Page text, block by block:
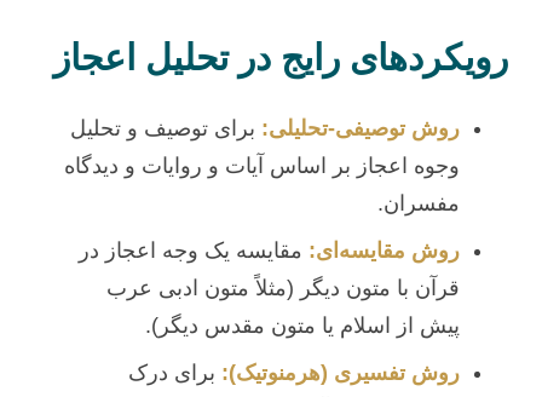
رویکردهای رایج در تحلیل اعجاز
روش توصیفی-تحلیلی: برای توصیف و تحلیل
وجوه اعجاز بر اساس آیات و روایات و دیدگاه
مفسران.
روش مقایسه‌ای: مقایسه یک وجه اعجاز در
قرآن با متون دیگر (مثلاً متون ادبی عرب
پیش از اسلام یا متون مقدس دیگر).
روش تفسیری (هرمنوتیک): برای درک